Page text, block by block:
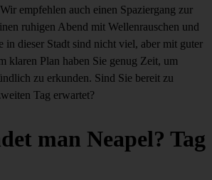
empfehlen auch einen Spaziergang zur
ruhigen Abend mit Wellenrauschen und
in dieser Stadt sind nicht viel, aber mit guter
klaren Plan haben Sie genug Zeit, um
zu erkunden. Sind Sie bereit zu
Tag erwartet?
man Neapel? Tag